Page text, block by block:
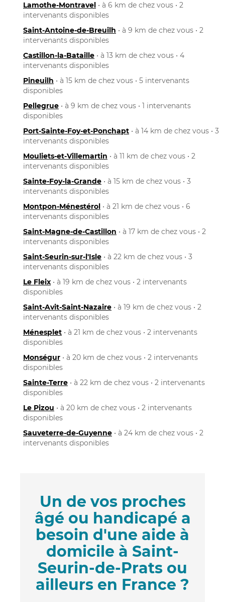
Lamothe-Montravel • à 6 km de chez vous • 2
intervenants disponibles
Saint-Antoine-de-Breuilh • à 9 km de chez vous • 2
intervenants disponibles
Castillon-la-Bataille • à 13 km de chez vous • 4
intervenants disponibles
Pineuilh • à 15 km de chez vous • 5 intervenants
disponibles
Pellegrue • à 9 km de chez vous • 1 intervenants
disponibles
Port-Sainte-Foy-et-Ponchapt • à 14 km de chez vous • 3
intervenants disponibles
Mouliets-et-Villemartin • à 11 km de chez vous • 2
intervenants disponibles
Sainte-Foy-la-Grande • à 15 km de chez vous • 3
intervenants disponibles
Montpon-Ménestérol • à 21 km de chez vous • 6
intervenants disponibles
Saint-Magne-de-Castillon • à 17 km de chez vous • 2
intervenants disponibles
Saint-Seurin-sur-l'Isle • à 22 km de chez vous • 3
intervenants disponibles
Le Fleix • à 19 km de chez vous • 2 intervenants
disponibles
Saint-Avit-Saint-Nazaire • à 19 km de chez vous • 2
intervenants disponibles
Ménesplet • à 21 km de chez vous • 2 intervenants
disponibles
Monségur • à 20 km de chez vous • 2 intervenants
disponibles
Sainte-Terre • à 22 km de chez vous • 2 intervenants
disponibles
Le Pizou • à 20 km de chez vous • 2 intervenants
disponibles
Sauveterre-de-Guyenne • à 24 km de chez vous • 2
intervenants disponibles
Un de vos proches
âgé ou handicapé a
besoin d'une aide à
domicile à Saint-
Seurin-de-Prats ou
ailleurs en France ?